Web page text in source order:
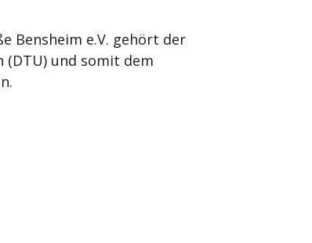
Bensheim e.V. gehört der
(DTU) und somit dem